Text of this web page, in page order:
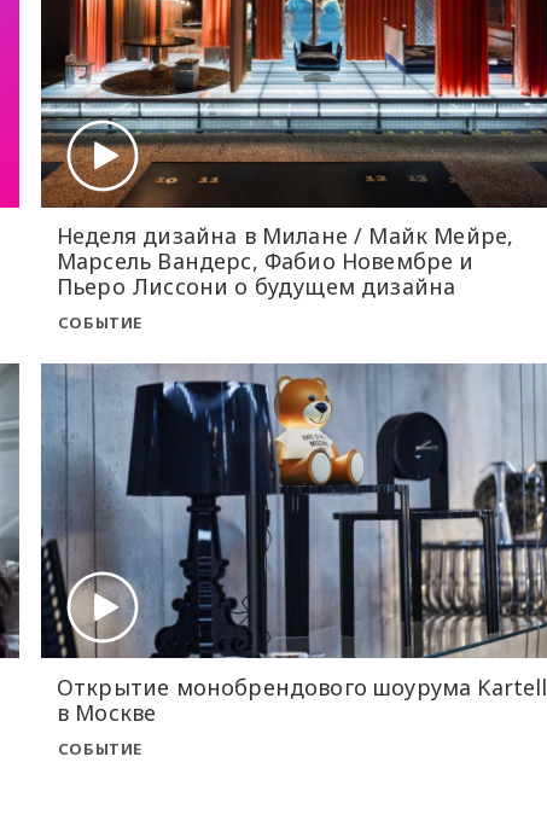
Неделя дизайна в Милане / Майк Мейре,
Марсель Вандерс, Фабио Новембре и
Пьеро Лиссони о будущем дизайна
СОБЫТИЕ
Открытие монобрендового шоурума Kartell
в Москве
СОБЫТИЕ